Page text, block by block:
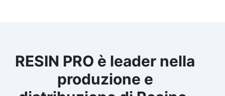
RESIN PRO è leader nella
produzione e